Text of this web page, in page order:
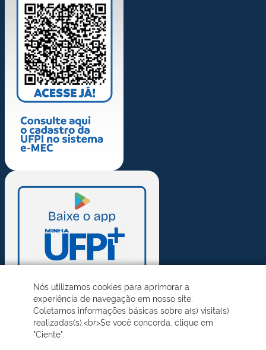
Nós utilizamos cookies para aprimorar a
experiência de navegação em nosso site.
Coletamos informações básicas sobre a(s) visita(s)
realizadas(s).<br>Se você concorda, clique em
"Ciente".